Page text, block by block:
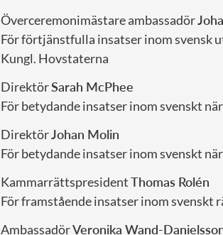
Överceremonimästare ambassadör
För förtjänstfulla insatser inom svensk
Kungl. Hovstaterna
DirektörSarah McPhee
För betydande insatser inom svenskt
DirektörJohan Molin
För betydande insatser inom svenskt
KammarrättspresidentThomas Rolén
För framstående insatser inom svenskt
AmbassadörVeronika Wand-